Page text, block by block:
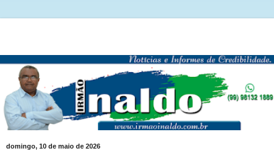
domingo, 10 de maio de 2026